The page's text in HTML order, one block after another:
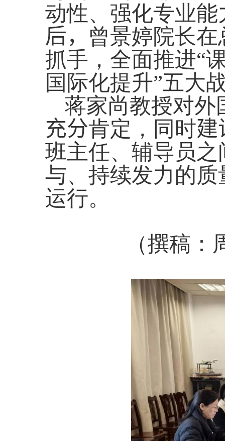
动性、强化专业
后， 曾景婷院长
抓手，全面推进“
国际化提升”五大
蒋家尚教授对外
充分肯定，同时建
班主任、辅导员
与、持续发力的
运行。
（撰稿